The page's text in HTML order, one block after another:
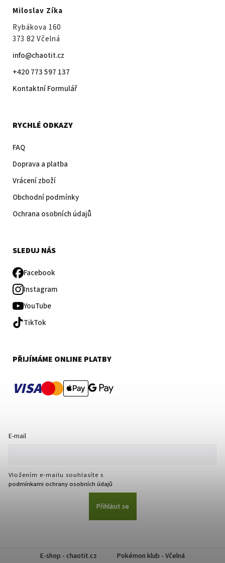
Miloslav Zíka
Rybákova 160
373 82 Včelná
info@chaotit.cz
+420 773 597 137
Kontaktní Formulář
RYCHLÉ ODKAZY
FAQ
Doprava a platba
Vrácení zboží
Obchodní podmínky
Ochrana osobních údajů
SLEDUJ NÁS
Facebook
Instagram
YouTube
TikTok
PŘIJÍMÁME ONLINE PLATBY
VISA
E-mail
Vložením e-mailu souhlasíte s
podmínkami ochrany osobních údajů
Přihlásit se
E-shop - chaotit.cz Pokémon klub - Včelná